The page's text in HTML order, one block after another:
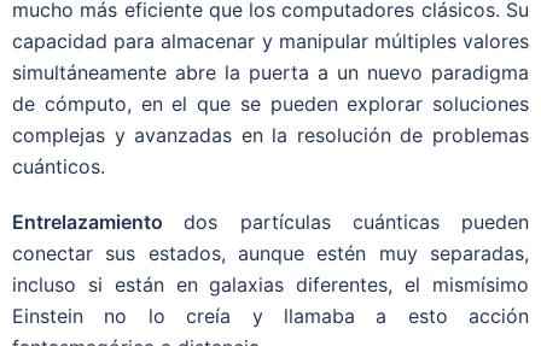
mucho más eficiente que los computadores clásicos. Su
capacidad para almacenar y manipular múltiples valores
simultáneamente abre la puerta a un nuevo paradigma
de cómputo, en el que se pueden explorar soluciones
complejas y avanzadas en la resolución de problemas
cuánticos.
Entrelazamientodos partículas cuánticas pueden
conectar sus estados, aunque estén muy separadas,
incluso si están en galaxias diferentes, el mismísimo
Einstein no lo creía y llamaba a esto acción